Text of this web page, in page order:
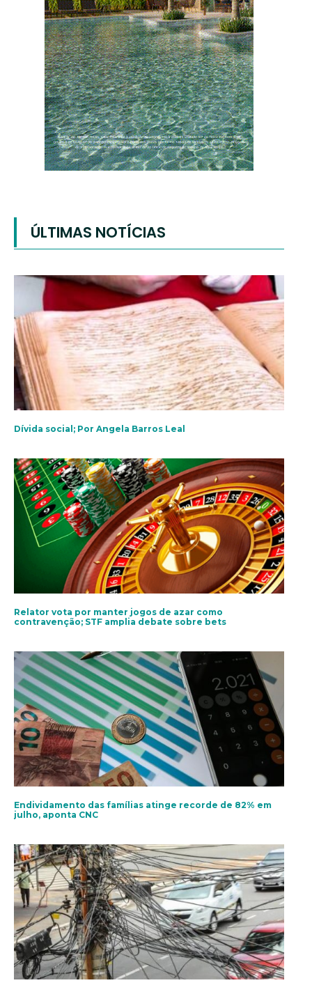
ÚLTIMAS NOTÍCIAS
Dívida social; Por Angela Barros Leal
Relator vota por manter jogos de azar como
contravenção; STF amplia debate sobre bets
Endividamento das famílias atinge recorde de 82% em
julho, aponta CNC